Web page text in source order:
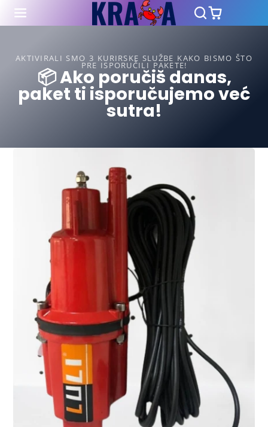
AKTIVIRALI SMO 3 KURIRSKE SLUŽBE KAKO BISMO ŠTO
PRE ISPORUČILI PAKETE!
📦 Ako poručiš danas,
paket ti isporučujemo već
sutra!